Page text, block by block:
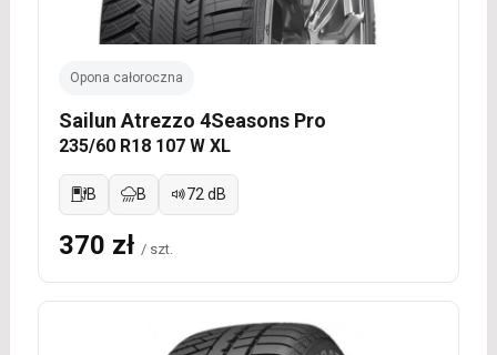
Opona całoroczna
Sailun Atrezzo 4Seasons Pro
235/60 R18 107 W XL
B B 72 dB
370 zł / szt.